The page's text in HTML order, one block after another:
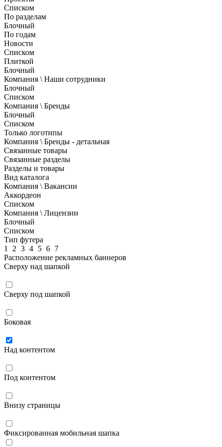
Списком
По разделам
Блочный
По годам
Новости
Списком
Плиткой
Блочный
Компания \ Наши сотрудники
Блочный
Списком
Компания \ Бренды
Блочный
Списком
Только логотипы
Компания \ Бренды - детальная
Связанные товары
Связанные разделы
Разделы и товары
Вид каталога
Компания \ Вакансии
Аккордеон
Списком
Компания \ Лицензии
Блочный
Списком
Тип футера
1
2 3 4 5 6 7
Расположение рекламных баннеров
Сверху над шапкой
Сверху под шапкой
Боковая
Над контентом
Под контентом
Внизу страницы
Фиксированная мобильная шапка